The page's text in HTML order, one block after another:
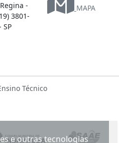
e outras tecnologias
-
3801-
MAPA
Técnico